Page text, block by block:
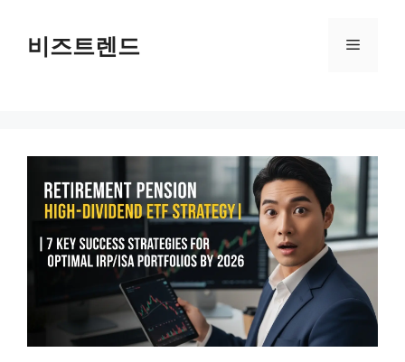
건너뛰기비즈트렌드 메뉴